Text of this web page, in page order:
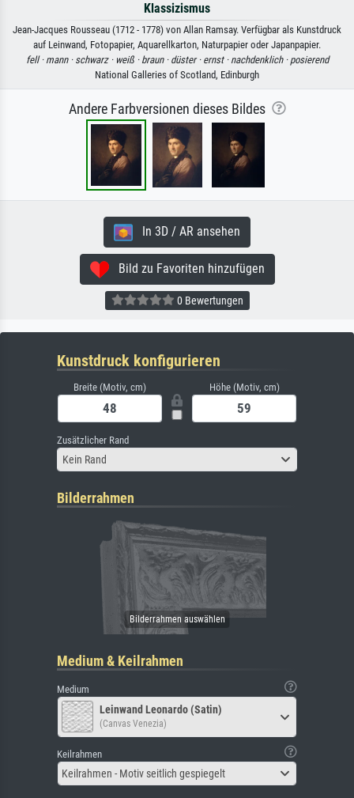
Klassizismus
Jean-Jacques Rousseau (1712 - 1778) von Allan Ramsay. Verfügbar als Kunstdruck
auf Leinwand, Fotopapier, Aquarellkarton, Naturpapier oder Japanpapier.
fell · mann · schwarz · weiß · braun · düster · ernst · nachdenklich · posierend
National Galleries of Scotland, Edinburgh
Andere Farbversionen dieses Bildes
In 3D / AR ansehen
Bild zu Favoriten hinzufügen
0 Bewertungen
Kunstdruck konfigurieren
Breite (Motiv, cm) Höhe (Motiv, cm)
Zusätzlicher Rand
Kein Rand
Bilderrahmen
Medium & Keilrahmen
Medium
Leinwand Leonardo (Satin)
(Canvas Venezia)
Keilrahmen
Keilrahmen - Motiv seitlich gespiegelt